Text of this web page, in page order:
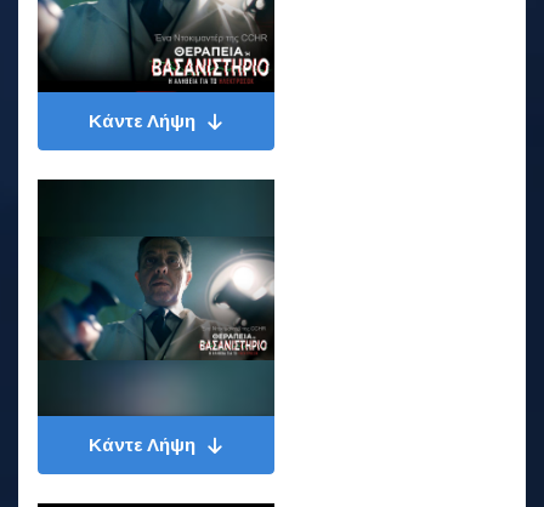
Κάντε Λήψη
Κάντε Λήψη